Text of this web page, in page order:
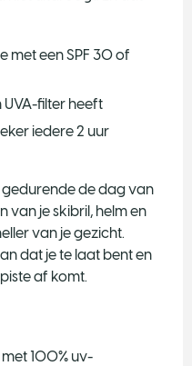
met een SPF 30 of
filter heeft
iedere 2 uur
de dag van
van je skibril, helm en
van je gezicht.
dat je te laat bent en
af komt.
100% uv-